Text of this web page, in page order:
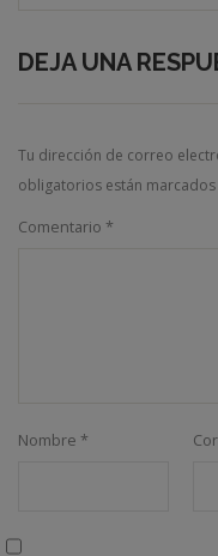
DEJA UNA
Tu dirección de correo
obligatorios están marcados
Comentario *
Nombre *